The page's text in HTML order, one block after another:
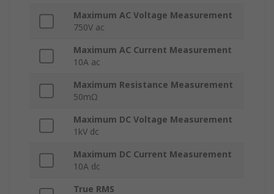
Maximum AC Voltage Measurement
750V ac
Maximum AC Current Measurement
10A ac
Maximum Resistance Measurement
50mΩ
Maximum DC Voltage Measurement
1kV dc
Maximum DC Current Measurement
10A dc
True RMS